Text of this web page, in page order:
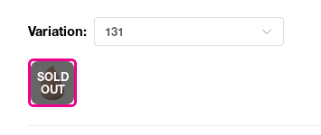
Variation: 131
SOLD
OUT